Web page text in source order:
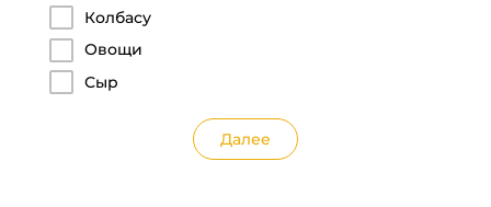
Колбасу
Овощи
Сыр
Далее